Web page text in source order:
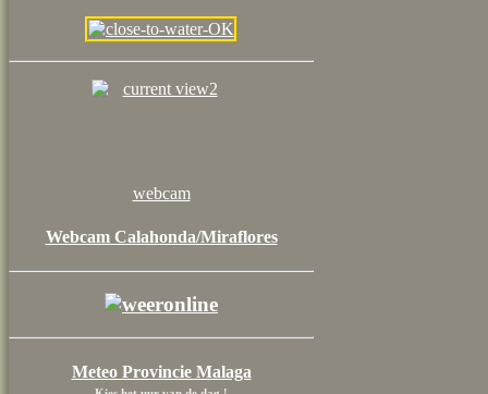
webcam
Webcam Calahonda/Miraflores
Meteo Provincie Malaga